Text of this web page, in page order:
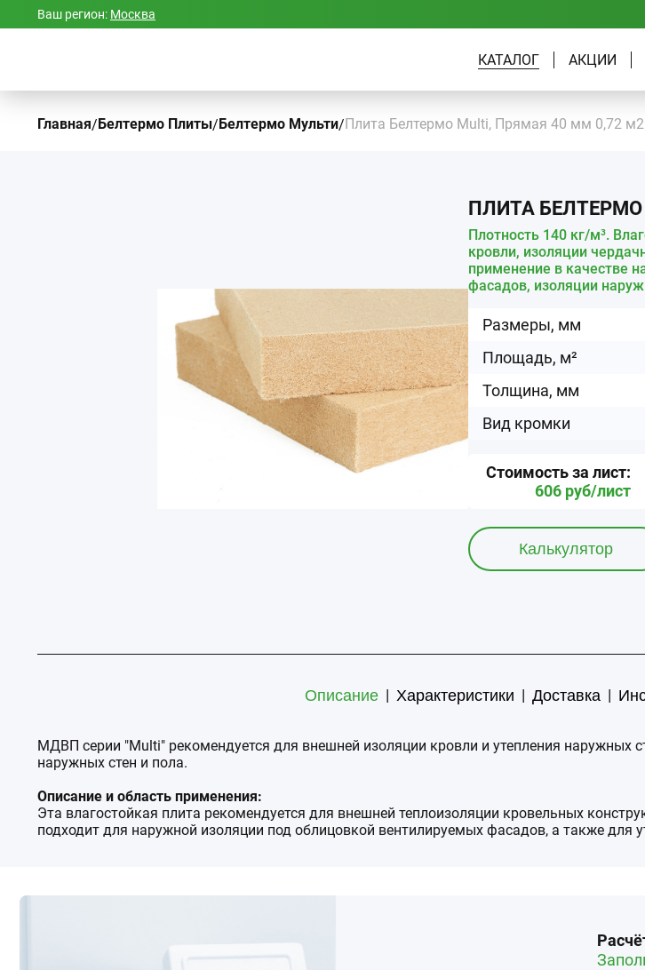
Ваш регион: Москва
КАТАЛОГ АКЦИИ
Главная/Белтермо Плиты/Белтермо Мульти/Плита Белтермо Multi, Прямая 40 мм 0,72 м2
ПЛИТА БЕЛТЕРМО
Плотность 140 кг/м³.
кровли, изоляции
применение в качестве
фасадов, изоляции
Размеры, мм
Площадь, м²
Толщина, мм
Вид кромки
Стоимость за лист:
606 руб/лист
Калькулятор
Описание | Характеристики | Доставка |
МДВП серии "Multi" рекомендуется для внешней изоляции кровли и утепления
наружных стен и пола.
Описание и область применения:
Эта влагостойкая плита рекомендуется для внешней теплоизоляции кровельных
подходит для наружной изоляции под облицовкой вентилируемых фасадов, а также для